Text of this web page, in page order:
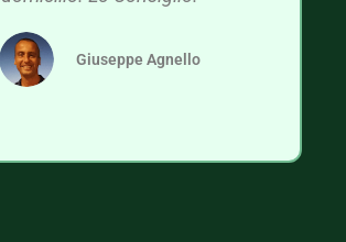
Giuseppe Agnello